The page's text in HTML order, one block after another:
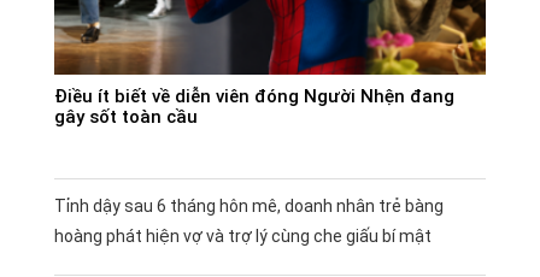
Điều ít biết về diễn viên đóng Người Nhện đang
gây sốt toàn cầu
Tỉnh dậy sau 6 tháng hôn mê, doanh nhân trẻ bàng
hoàng phát hiện vợ và trợ lý cùng che giấu bí mật